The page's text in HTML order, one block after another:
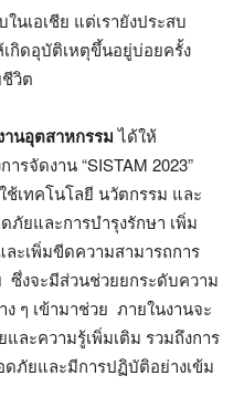
นเอเชีย แต่เรายังประสบ
กิดอุบัติเหตุขึ้นอยู่บ่อยครั้ง
วิต
นอุตสาหกรรมได้ให้
จัดงาน “SISTAM 2023”
ช้เทคโนโลยี นวัตกรรม และ
ยและการบำรุงรักษา เพิ่ม
ะเพิ่มขีดความสามารถการ
งจะมีส่วนช่วยยกระดับความ
ๆ เข้ามาช่วย ภายในงานจะ
ละความรู้เพิ่มเติม รวมถึงการ
ภัยและมีการปฏิบัติอย่างเข้ม